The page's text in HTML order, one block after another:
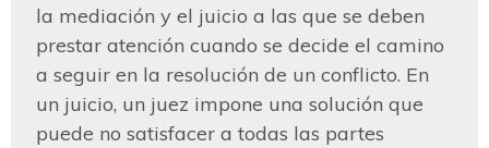
la mediación y el juicio a las que se deben
prestar atención cuando se decide el camino
a seguir en la resolución de un conflicto. En
un juicio, un juez impone una solución que
puede no satisfacer a todas las partes